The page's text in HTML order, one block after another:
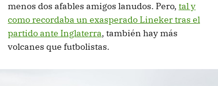
menos dos afables amigos lanudos. Pero, tal y
como recordaba un exasperado Lineker tras el
partido ante Inglaterra, también hay más
volcanes que futbolistas.